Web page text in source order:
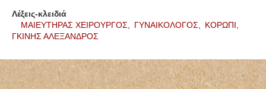
Λέξεις-κλειδιά
ΜΑΙΕΥΤΗΡΑΣ ΧΕΙΡΟΥΡΓΟΣ,
ΓΥΝΑΙΚΟΛΟΓΟΣ,
ΚΟΡΩΠΙ,
ΓΚΙΝΗΣ ΑΛΕΞΑΝΔΡΟΣ